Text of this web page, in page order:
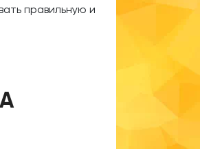
правильную и